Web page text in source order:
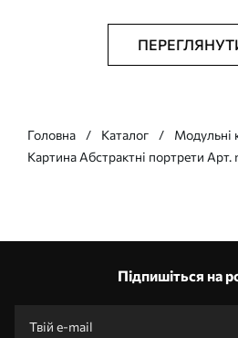
Головна Каталог
Модульні
Картина Абстрактні портрети Арт.
Підпишіться на